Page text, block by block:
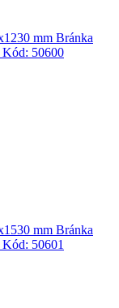
Bránka
Kód: 50600
Bránka
Kód: 50601